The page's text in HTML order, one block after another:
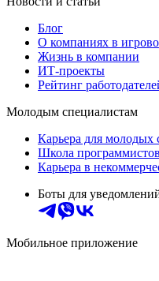
Блог
О компаниях в
Жизнь в компании
ИТ-проекты
Рейтинг
Молодым специалистам
Карьера для молодых
Школа программистов
Карьера в
Боты для
Мобильное приложение